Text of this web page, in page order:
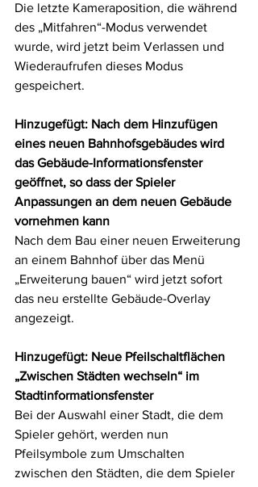
Die letzte Kameraposition, die während
des „Mitfahren“-Modus verwendet
wurde, wird jetzt beim Verlassen und
Wiederaufrufen dieses Modus
gespeichert.
Hinzugefügt: Nach dem Hinzufügen
eines neuen Bahnhofsgebäudes wird
das Gebäude-Informationsfenster
geöffnet, so dass der Spieler
Anpassungen an dem neuen Gebäude
vornehmen kann
Nach dem Bau einer neuen Erweiterung
an einem Bahnhof über das Menü
„Erweiterung bauen“ wird jetzt sofort
das neu erstellte Gebäude-Overlay
angezeigt.
Hinzugefügt: Neue Pfeilschaltflächen
„Zwischen Städten wechseln“ im
Stadtinformationsfenster
Bei der Auswahl einer Stadt, die dem
Spieler gehört, werden nun
Pfeilsymbole zum Umschalten
zwischen den Städten, die dem Spieler